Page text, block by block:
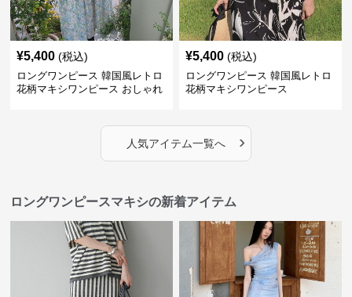
¥5,400 (税込)
ロングワンピース 韓国風レトロ
花柄マキシワンピース おしゃれ
¥5,400 (税込)
ロングワンピース 韓国風レトロ
花柄マキシワンピース
人気アイテム一覧へ ›
ロングワンピースマキシの新着アイテム